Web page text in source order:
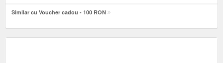
Similar cu Voucher cadou - 100 RON